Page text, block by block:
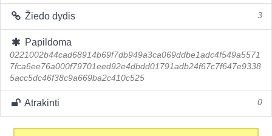
Žiedo dydis 3
Papildoma
0221002b44cad68914b69f7db949a3ca069ddbe1adc4f549a5571
7fca6ee76a000f79701eed92e4dbdd01791adb24f67c7f647e9338
5acc5dc46f38c9a669ba2c410c525
Atrakinti 0